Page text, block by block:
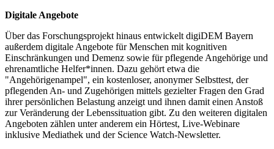
Digitale Angebote
Über das Forschungsprojekt hinaus entwickelt digiDEM Bayern
außerdem digitale Angebote für Menschen mit kognitiven
Einschränkungen und Demenz sowie für pflegende Angehörige und
ehrenamtliche Helfer*innen. Dazu gehört etwa die
"Angehörigenampel", ein kostenloser, anonymer Selbsttest, der
pflegenden An- und Zugehörigen mittels gezielter Fragen den Grad
ihrer persönlichen Belastung anzeigt und ihnen damit einen Anstoß
zur Veränderung der Lebenssituation gibt. Zu den weiteren digitalen
Angeboten zählen unter anderem ein Hörtest, Live-Webinare
inklusive Mediathek und der Science Watch-Newsletter.